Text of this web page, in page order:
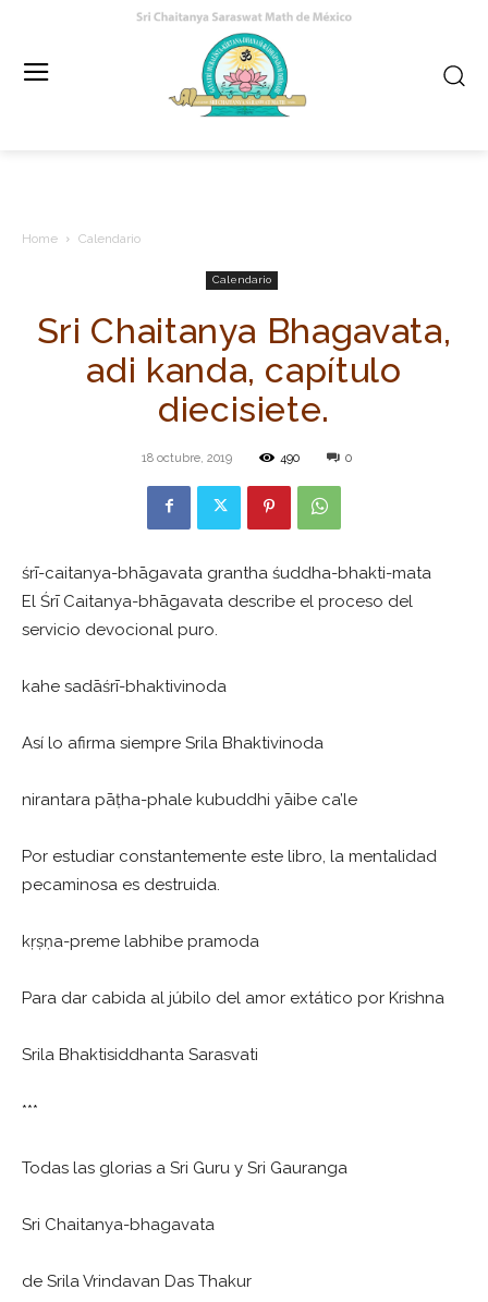
Home Calendario
Calendario
Sri Chaitanya Bhagavata,
adi kanda, capítulo
diecisiete.
18 octubre, 2019 490 0
śrī-caitanya-bhāgavata grantha śuddha-bhakti-mata
El Śrī Caitanya-bhāgavata describe el proceso del
servicio devocional puro.
kahe sadāśrī-bhaktivinoda
Así lo afirma siempre Srila Bhaktivinoda
nirantara pāṭha-phale kubuddhi yāibe ca’le
Por estudiar constantemente este libro, la mentalidad
pecaminosa es destruida.
kṛṣṇa-preme labhibe pramoda
Para dar cabida al júbilo del amor extático por Krishna
Srila Bhaktisiddhanta Sarasvati
***
Todas las glorias a Sri Guru y Sri Gauranga
Sri Chaitanya-bhagavata
de Srila Vrindavan Das Thakur